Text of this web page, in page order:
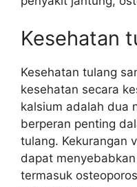
Kesehatan
Kesehatan tulang
kesehatan secara
kalsium adalah dua
berperan penting
tulang. Kekurangan
dapat
termasuk